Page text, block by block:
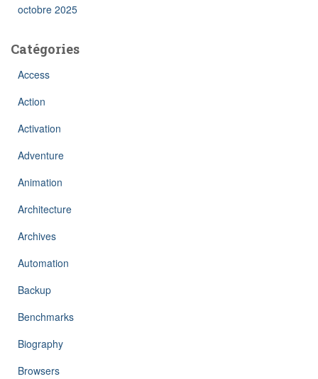
octobre 2025
Catégories
Access
Action
Activation
Adventure
Animation
Architecture
Archives
Automation
Backup
Benchmarks
Biography
Browsers